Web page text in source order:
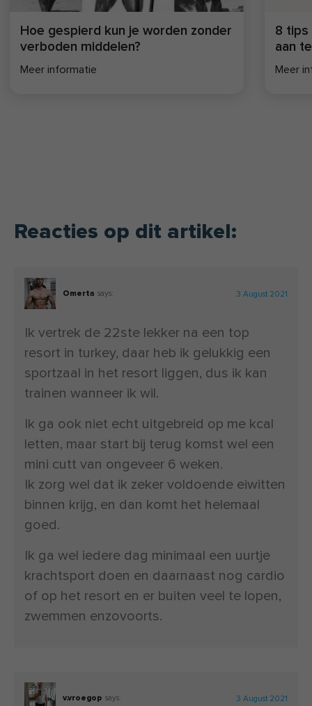
evidencebased leefstijlinterventies.
Hoe gespierd kun je worden zonder
verboden middelen?
Meer informatie
8 tips
aan
Meer
Reacties op dit artikel:
Omerta says: 3 August 2021
Ik vertrek de 22ste lekker na een top
resort in turkey, daar heb ik gelukkig een
sportzaal in het resort liggen, dus ik kan
trainen wanneer ik wil.
Ik ga ook niet echt uitgebreid op me kcal
letten, maar start bij terug komst wel een
mini cutt van ongeveer 6 weken.
Ik zorg wel dat ik zeker voldoende eiwitten
binnen krijg, en dan komt het helemaal
goed.
Ik ga wel iedere dag minimaal een uurtje
krachtsport doen en daarnaast nog cardio
of op het resort en er buiten veel te lopen,
zwemmen enzovoorts.
v.vroegop says: 3 August 2021